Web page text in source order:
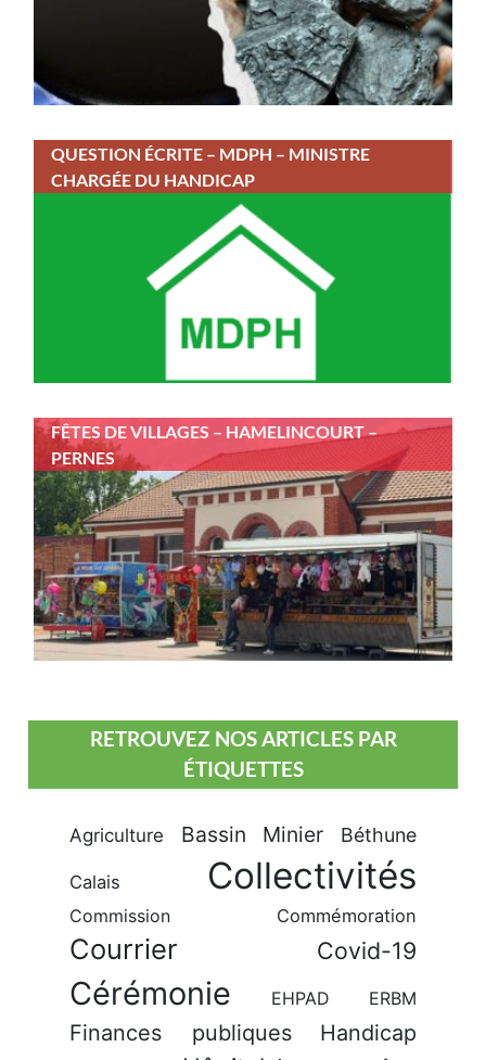
QUESTION ÉCRITE – MDPH – MINISTRE
CHARGÉE DU HANDICAP
FÊTES DE VILLAGES – HAMELINCOURT –
PERNES
RETROUVEZ NOS ARTICLES PAR
ÉTIQUETTES
Agriculture Bassin Minier Béthune
Calais Collectivités
Commission Commémoration
Courrier Covid-19
Cérémonie EHPAD ERBM
Finances publiques Handicap